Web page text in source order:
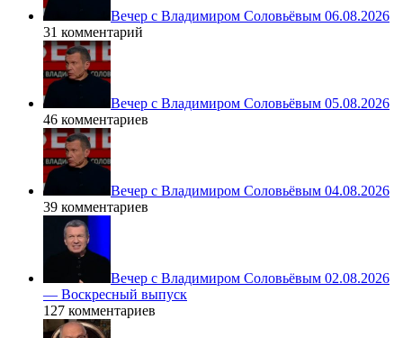
Вечер с Владимиром Соловьёвым 06.08.2026
31 комментарий
Вечер с Владимиром Соловьёвым 05.08.2026
46 комментариев
Вечер с Владимиром Соловьёвым 04.08.2026
39 комментариев
Вечер с Владимиром Соловьёвым 02.08.2026
— Воскресный выпуск
127 комментариев